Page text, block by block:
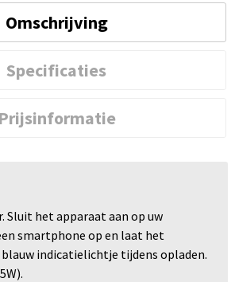
Omschrijving
Specificaties
Prijsinformatie
Sluit het apparaat aan op uw
smartphone op en laat het
indicatielichtje tijdens opladen.